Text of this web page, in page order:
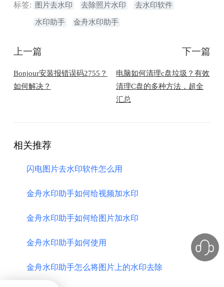
标签: 图片去水印 去除照片水印 去水印软件
水印助手 金舟水印助手
上一篇
Bonjour安装报错误码2755？
如何解决？
下一篇
电脑如何清理c盘垃圾？有效
清理C盘的多种方法，超全
汇总
相关推荐
闪电图片去水印软件怎么用
金舟水印助手如何给视频加水印
金舟水印助手如何给图片加水印
金舟水印助手如何使用
金舟水印助手怎么将图片上的水印去除